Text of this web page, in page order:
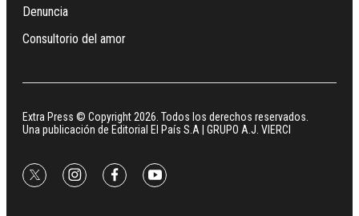
Denuncia
Consultorio del amor
Extra Press © Copyright 2026. Todos los derechos reservados.
Una publicación de Editorial El País S.A | GRUPO A.J. VIERCI
twitterinstagramfacebookyoutube